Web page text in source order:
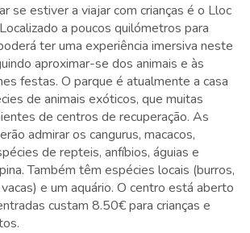
se estiver a viajar com crianças é o Lloc
a poucos quilómetros para
ter uma experiência imersiva neste
aproximar-se dos animais e às
festas. O parque é atualmente a casa
de animais exóticos, que muitas
de centros de recuperação. As
admirar os cangurus, macacos,
de repteis, anfíbios, águias e
Também têm espécies locais (burros,
e um aquário. O centro está aberto
custam 8.50€ para crianças e